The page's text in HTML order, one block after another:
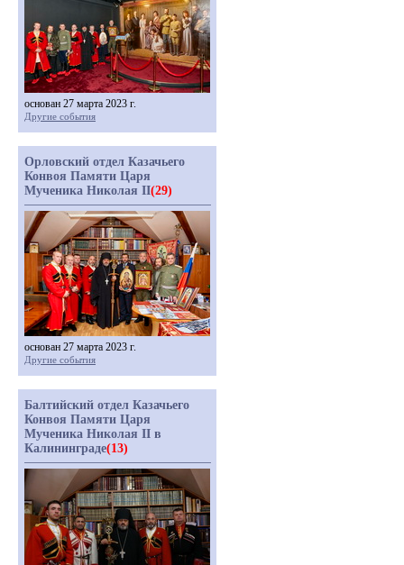
основан 27 марта 2023 г.
Другие события
Орловский отдел Казачьего
Конвоя Памяти Царя
Мученика Николая II(29)
основан 27 марта 2023 г.
Другие события
Балтийский отдел Казачьего
Конвоя Памяти Царя
Мученика Николая II в
Калининграде(13)